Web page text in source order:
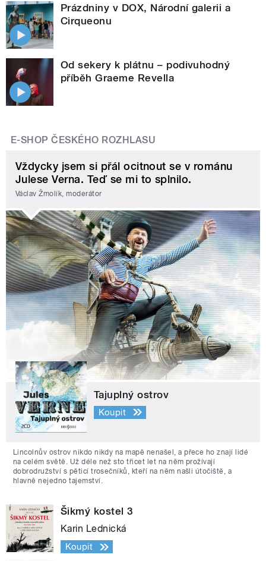
Prázdniny v DOX, Národní galerii a
Cirqueonu
Od sekery k plátnu – podivuhodný
příběh Graeme Revella
E-SHOP ČESKÉHO ROZHLASU
Vždycky jsem si přál ocitnout se v románu
Julese Verna. Teď se mi to splnilo.
Václav Žmolík, moderátor
Tajuplný ostrov
Koupit
Lincolnův ostrov nikdo nikdy na mapě nenašel, a přece ho znají lidé
na celém světě. Už déle než sto třicet let na něm prožívají
dobrodružství s pěticí trosečníků, kteří na něm našli útočiště, a
hlavně nejedno tajemství.
Šikmý kostel 3
Karin Lednická
Koupit